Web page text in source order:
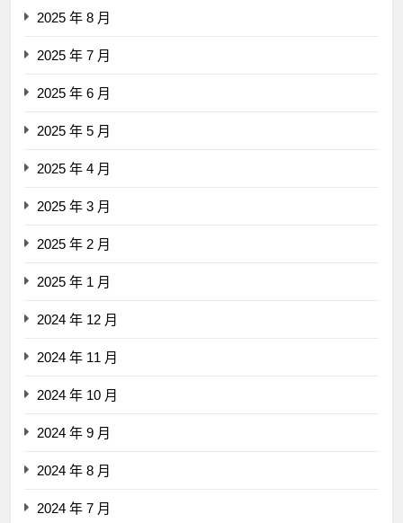
2025 年 8 月
2025 年 7 月
2025 年 6 月
2025 年 5 月
2025 年 4 月
2025 年 3 月
2025 年 2 月
2025 年 1 月
2024 年 12 月
2024 年 11 月
2024 年 10 月
2024 年 9 月
2024 年 8 月
2024 年 7 月